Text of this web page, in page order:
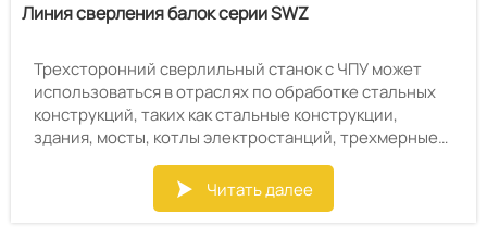
Линия сверления балок серии SWZ
Трехсторонний сверлильный станок с ЧПУ может
использоваться в отраслях по обработке стальных
конструкций, таких как стальные конструкции,
здания, мосты, котлы электростанций, трехмерные
гаражи, башни и мачты морских нефтяных буровых
платформ и т. д. Он особенно подходит для
двутавровых балок, коробчатых балок, поперечных
 Читать далее